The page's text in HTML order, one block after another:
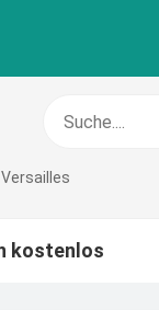
Versailles
kostenlos